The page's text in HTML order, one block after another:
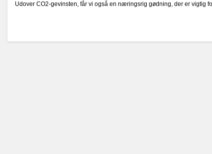
Udover CO2-gevinsten, får vi også en næringsrig gødning, der er vigtig